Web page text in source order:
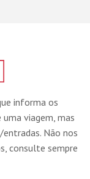
informa os
viagem, mas
Não nos
consulte sempre